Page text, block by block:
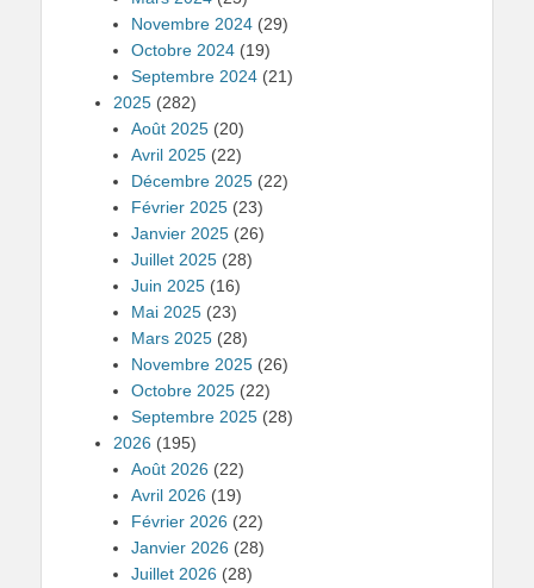
Novembre 2024 (29)
Octobre 2024 (19)
Septembre 2024 (21)
2025 (282)
Août 2025 (20)
Avril 2025 (22)
Décembre 2025 (22)
Février 2025 (23)
Janvier 2025 (26)
Juillet 2025 (28)
Juin 2025 (16)
Mai 2025 (23)
Mars 2025 (28)
Novembre 2025 (26)
Octobre 2025 (22)
Septembre 2025 (28)
2026 (195)
Août 2026 (22)
Avril 2026 (19)
Février 2026 (22)
Janvier 2026 (28)
Juillet 2026 (28)